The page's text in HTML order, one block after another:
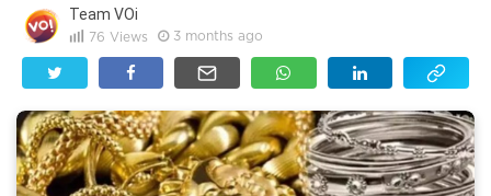
Team VOi
76 Views 3 months ago